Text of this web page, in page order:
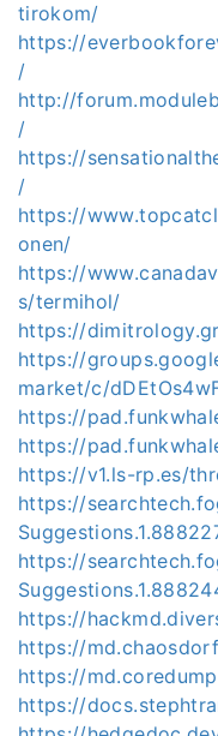
tirokom/
https://
/
http://
/
https://
/
https://
onen/
https://
s/termihol/
https://
https://
market/c/
https://
https://
https://v1.ls-rp.es/
https://
https://
https://
https://
https://
https://